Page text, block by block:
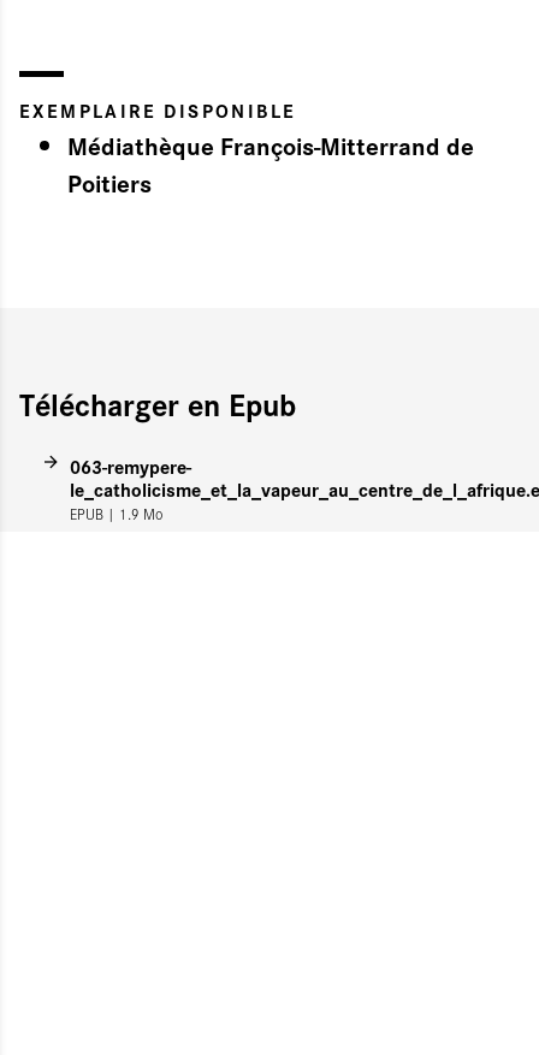
EXEMPLAIRE DISPONIBLE
Médiathèque François-Mitterrand de
Poitiers
Télécharger en Epub
063-remypere-
EPUB | 1.9 Mo